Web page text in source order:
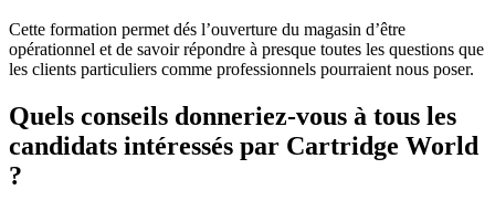
Cette formation permet dés l’ouverture du magasin d’être
opérationnel et de savoir répondre à presque toutes les questions que
les clients particuliers comme professionnels pourraient nous poser.
Quels conseils donneriez-vous à tous les
candidats intéressés par Cartridge World
?